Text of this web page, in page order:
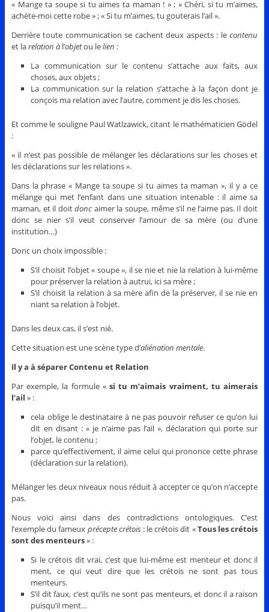
« Mange ta soupe si tu aimes ta maman ! » ; « Chéri, si tu m’aimes,
achète-moi cette robe » ; « Si tu m’aimes, tu gouterais l’ail ».
Derrière toute communication se cachent deux aspects : lecontenu
et larelation à l’objetou lelien :
La communication sur le contenu s’attache aux faits, aux
choses, aux objets ;
La communication sur la relation s’attache à la façon dont je
conçois ma relation avec l’autre, comment je dis les choses.
Et comme le souligne Paul Watlzawick, citant le mathématicien Gödel
:
« il n’est pas possible de mélanger les déclarations sur les choses et
les déclarations sur les relations ».
Dans la phrase « Mange ta soupe si tu aimes ta maman », il y a ce
mélange qui met l’enfant dans une situation intenable : il aime sa
maman, et il doitdonc aimer la soupe, même s’il ne l’aime pas. Il doit
donc se nier s’il veut conserver l’amour de sa mère (ou d’une
institution…)
Donc un choix impossible :
S’il choisit l’objet « soupe », il se nie et nie la relation à lui-même
pour préserver la relation à autrui, ici sa mère ;
S’il choisit la relation à sa mère afin de la préserver, il se nie en
niant sa relation à l’objet.
Dans les deux cas, il s’est nié.
Cette situation est une scène type d’aliénation mentale.
Il y a à séparer Contenu et Relation
Par exemple, la formule « si tu m’aimais vraiment, tu aimerais
l’ail » :
cela oblige le destinataire à ne pas pouvoir refuser ce qu’on lui
dit en disant : « je n’aime pas l’ail », déclaration qui porte sur
l’objet, le contenu ;
parce qu’effectivement, il aime celui qui prononce cette phrase
(déclaration sur la relation).
Mélanger les deux niveaux nous réduit à accepter ce qu’on n’accepte
pas.
Nous voici ainsi dans des contradictions ontologiques. C’est
l’exemple du fameux précepte crétois: le crétois dit «Tous les crétois
sont des menteurs» :
Si le crétois dit vrai, c’est que lui-même est menteur et donc il
ment, ce qui veut dire que les crétois ne sont pas tous
menteurs.
S’il dit faux, c’est qu’ils ne sont pas menteurs, et donc il a raison
puisqu’il ment…